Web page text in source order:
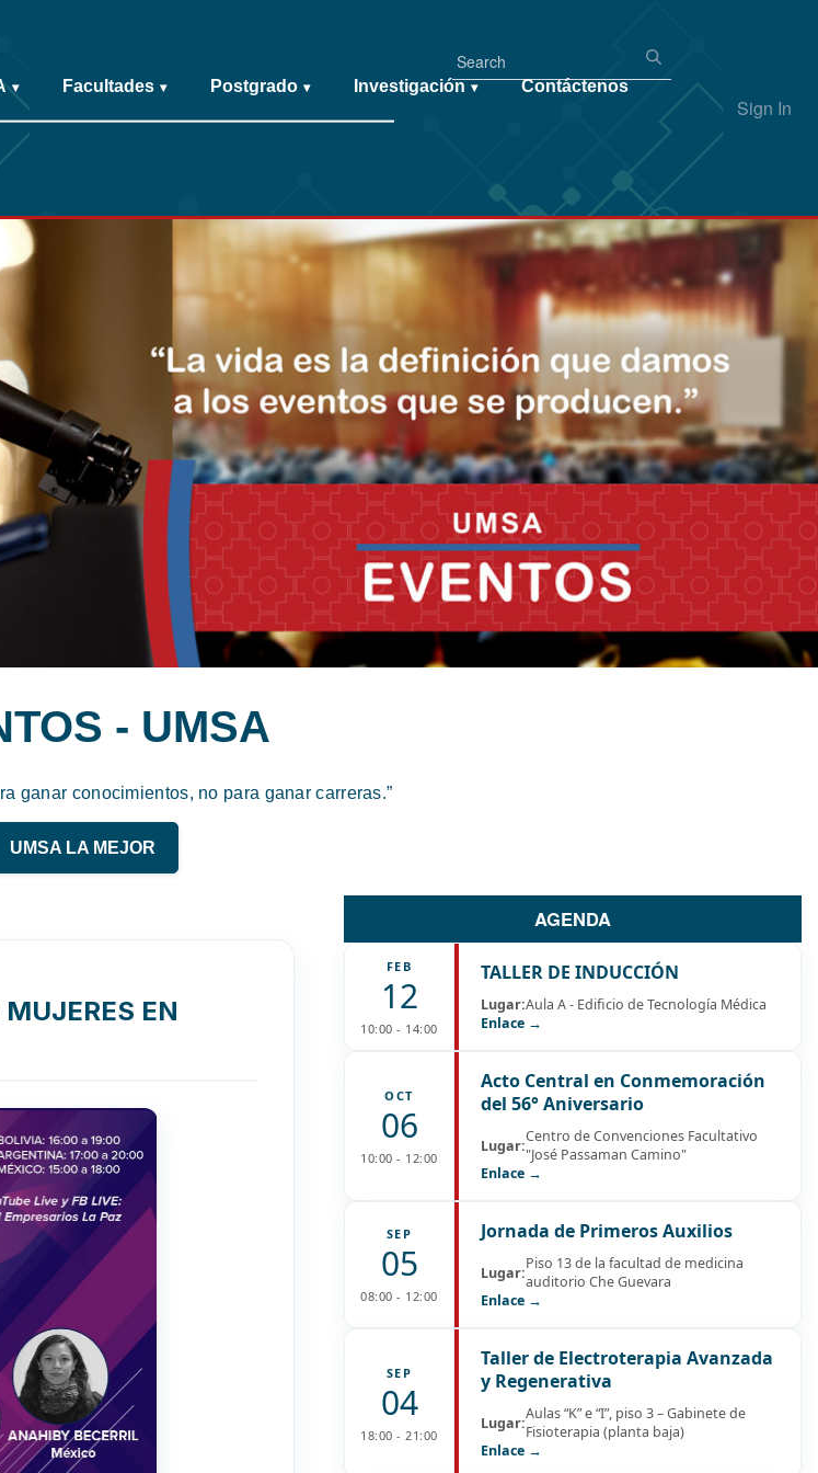
Sign In
▾ Facultades ▾ Postgrado ▾ Investigación ▾ Contáctenos
- UMSA
ganar conocimientos, no para ganar carreras.”
UMSA LA MEJOR
EN
AGENDA
FEB
12
10:00 - 14:00
TALLER DE INDUCCIÓN
Lugar:Aula A - Edificio de Tecnología Médica
Enlace →
OCT
06
10:00 - 12:00
Acto Central en Conmemoración
del 56° Aniversario
Lugar:Centro de Convenciones Facultativo
"José Passaman Camino"
Enlace →
SEP
05
08:00 - 12:00
Jornada de Primeros Auxilios
Lugar:Piso 13 de la facultad de medicina
auditorio Che Guevara
Enlace →
SEP
04
18:00 - 21:00
Taller de Electroterapia Avanzada
y Regenerativa
Lugar:Aulas “K” e “I”, piso 3 – Gabinete de
Fisioterapia (planta baja)
Enlace →